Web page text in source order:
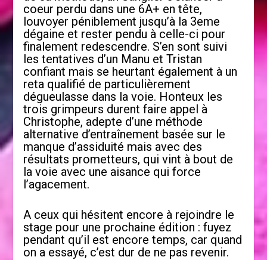
coeur perdu dans une 6A+ en tête,
louvoyer péniblement jusqu’à la 3eme
dégaine et rester pendu à celle-ci pour
finalement redescendre. S’en sont suivi
les tentatives d’un Manu et Tristan
confiant mais se heurtant également à un
reta qualifié de particulièrement
dégueulasse dans la voie. Honteux les
trois grimpeurs durent faire appel à
Christophe, adepte d’une méthode
alternative d’entraînement basée sur le
manque d’assiduité mais avec des
résultats prometteurs, qui vint à bout de
la voie avec une aisance qui force
l’agacement.
A ceux qui hésitent encore à rejoindre le
stage pour une prochaine édition : fuyez
pendant qu’il est encore temps, car quand
on a essayé, c’est dur de ne pas revenir.